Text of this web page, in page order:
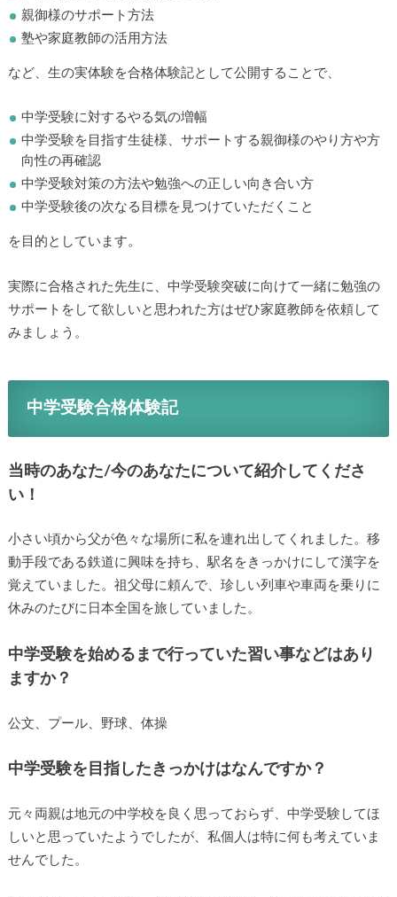
親御様のサポート方法
塾や家庭教師の活用方法
など、生の実体験を合格体験記として公開することで、
中学受験に対するやる気の増幅
中学受験を目指す生徒様、サポートする親御様のやり方や方
向性の再確認
中学受験対策の方法や勉強への正しい向き合い方
中学受験後の次なる目標を見つけていただくこと
を目的としています。
実際に合格された先生に、中学受験突破に向けて一緒に勉強の
サポートをして欲しいと思われた方はぜひ家庭教師を依頼して
みましょう。
中学受験合格体験記
当時のあなた/今のあなたについて紹介してくださ
い！
小さい頃から父が色々な場所に私を連れ出してくれました。移
動手段である鉄道に興味を持ち、駅名をきっかけにして漢字を
覚えていました。祖父母に頼んで、珍しい列車や車両を乗りに
休みのたびに日本全国を旅していました。
中学受験を始めるまで行っていた習い事などはあり
ますか？
公文、プール、野球、体操
中学受験を目指したきっかけはなんですか？
元々両親は地元の中学校を良く思っておらず、中学受験してほ
しいと思っていたようでしたが、私個人は特に何も考えていま
せんでした。